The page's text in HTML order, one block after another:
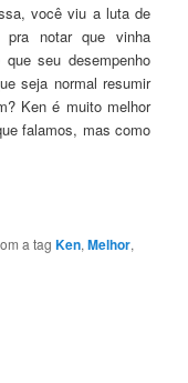
você viu a luta de
notar que vinha
seu desempenho
seja normal resumir
Ken é muito melhor
falamos, mas como
a tagKen,Melhor,